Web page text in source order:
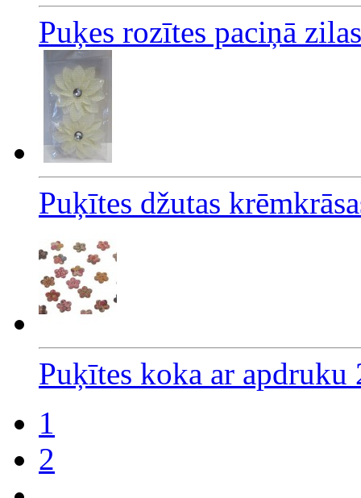
Puķes rozītes paciņā
Puķītes džutas
Puķītes koka ar apdruku
1
2